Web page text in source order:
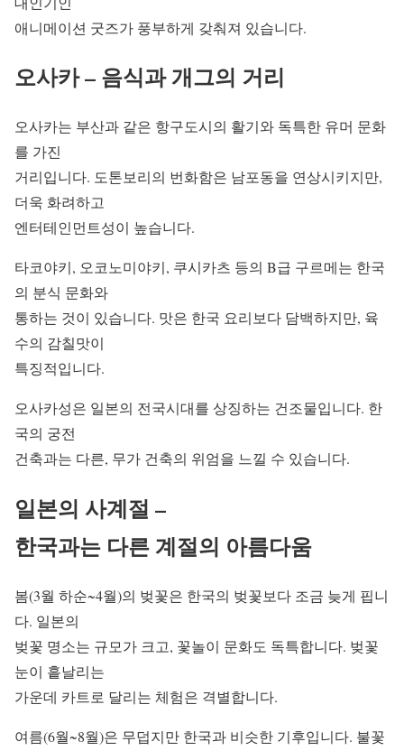
애니메이션 굿즈가 풍부하게 갖춰져 있습니다.
오사카 – 음식과 개그의 거리
오사카는 부산과 같은 항구도시의 활기와 독특한 유머 문화
를 가진
거리입니다. 도톤보리의 번화함은 남포동을 연상시키지만,
더욱 화려하고
엔터테인먼트성이 높습니다.
타코야키, 오코노미야키, 쿠시카츠 등의 B급 구르메는 한국
의 분식 문화와
통하는 것이 있습니다. 맛은 한국 요리보다 담백하지만, 육
수의 감칠맛이
특징적입니다.
오사카성은 일본의 전국시대를 상징하는 건조물입니다. 한
국의 궁전
건축과는 다른, 무가 건축의 위엄을 느낄 수 있습니다.
일본의 사계절 –
한국과는 다른 계절의 아름다움
봄(3월 하순~4월)의 벚꽃은 한국의 벚꽃보다 조금 늦게 핍니
다. 일본의
벚꽃 명소는 규모가 크고, 꽃놀이 문화도 독특합니다. 벚꽃
눈이 흩날리는
가운데 카트로 달리는 체험은 격별합니다.
여름(6월~8월)은 무덥지만 한국과 비슷한 기후입니다. 불꽃